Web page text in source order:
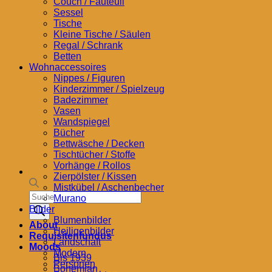
Products
search
About
Requisitenfundus
Moods
Bis 1939
Bohemian
Sessel
Tische
Kleine Tische / Säulen
Regal / Schrank
Betten
Wohnaccessoires
Nippes / Figuren
Kinderzimmer / Spielzeug
Badezimmer
Vasen
Wandspiegel
Bücher
Bettwäsche / Decken
Tischtücher / Stoffe
Vorhänge / Rollos
Zierpölster / Kissen
Mistkübel / Aschenbecher
Murano
Bilder
Blumenbilder
Heiligenbilder
Landschaft
Modern
Personen